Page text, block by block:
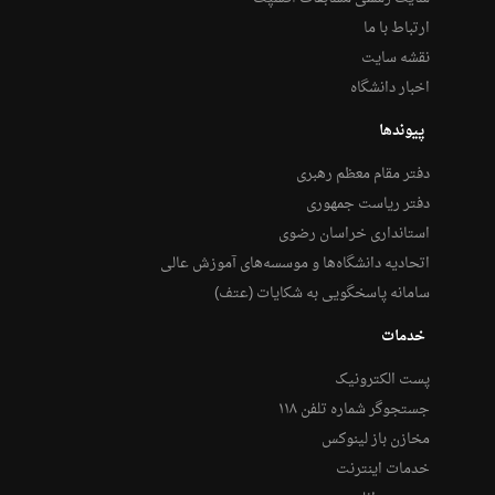
ارتباط با ما
نقشه سایت
اخبار دانشگاه
پیوندها
دفتر مقام معظم رهبری
دفتر ریاست جمهوری
استانداری خراسان رضوی
اتحادیه دانشگاه‌ها و موسسه‌های آموزش عالی
سامانه پاسخگویی به شکایات (عتف)
خدمات
پست الکترونیک
جستجوگر شماره تلفن ۱۱۸
مخازن باز لینوکس
خدمات اینترنت